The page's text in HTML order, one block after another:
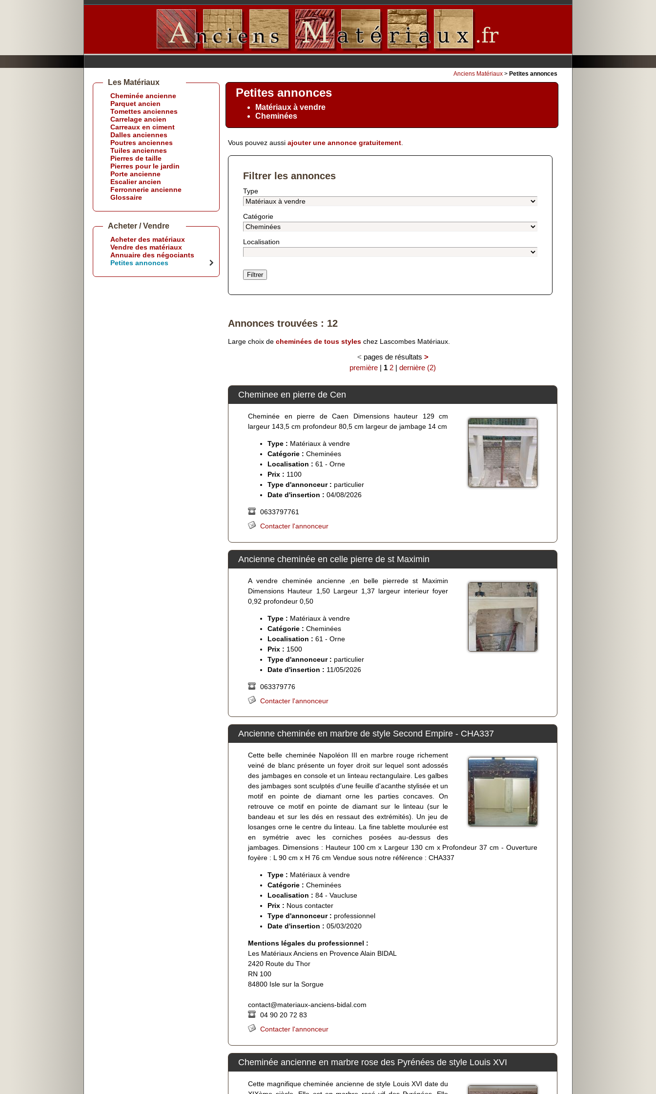
Les Matériaux
Cheminée ancienne
Parquet ancien
Tomettes anciennes
Carrelage ancien
Carreaux en ciment
Dalles anciennes
Poutres anciennes
Tuiles anciennes
Pierres de taille
Pierres pour le jardin
Porte ancienne
Escalier ancien
Ferronnerie ancienne
Glossaire
Acheter / Vendre
Acheter des matériaux
Vendre des matériaux
Annuaire des négociants
Petites annonces
Anciens Matériaux > Petites annonces
Petites annonces
Matériaux à vendre
Cheminées
Vous pouvez aussi ajouter une annonce gratuitement
Filtrer les annonces
Type
Catégorie
Localisation
Annonces trouvées : 12
Large choix de cheminées de tous styles chez Lascombes Matériaux.
< pages de résultats >
première | 1 2 | dernière (2)
Cheminee en pierre de Cen
Cheminée en pierre de Caen Dimensions hauteur 129 cm
largeur 143,5 cm profondeur 80,5 cm largeur de jambage 14 cm
Type : Matériaux à vendre
Catégorie :Cheminées
Localisation :61 - Orne
Prix : 1100
Type d'annonceur : particulier
Date d'insertion :04/08/2026
0633797761
Contacter l'annonceur
Ancienne cheminée en celle pierre de st Maximin
A vendre cheminée ancienne ,en belle pierrede st Maximin
Dimensions Hauteur 1,50 Largeur 1,37 largeur interieur foyer
0,92 profondeur 0,50
Type : Matériaux à vendre
Catégorie :Cheminées
Localisation :61 - Orne
Prix : 1500
Type d'annonceur : particulier
Date d'insertion : 11/05/2026
063379776
Contacter l'annonceur
Ancienne cheminée en marbre de style Second Empire - CHA337
Cette belle cheminée Napoléon III en marbre rouge richement
veiné de blanc présente un foyer droit sur lequel sont adossés
des jambages en console et un linteau rectangulaire. Les galbes
des jambages sont sculptés d'une feuille d'acanthe stylisée et un
motif en pointe de diamant orne les parties concaves. On
retrouve ce motif en pointe de diamant sur le linteau (sur le
bandeau et sur les dés en ressaut des extrémités). Un jeu de
losanges orne le centre du linteau. La fine tablette moulurée est
en symétrie avec les corniches posées au-dessus des
jambages. Dimensions : Hauteur 100 cm x Largeur 130 cm x Profondeur 37 cm - Ouverture
foyère : L 90 cm x H 76 cm Vendue sous notre référence : CHA337
Type : Matériaux à vendre
Catégorie :Cheminées
Localisation :84 - Vaucluse
Prix : Nous contacter
Type d'annonceur : professionnel
Date d'insertion :05/03/2020
Mentions légales du professionnel :
Les Matériaux Anciens en Provence Alain BIDAL
2420 Route du Thor
RN 100
84800 Isle sur la Sorgue
contact@materiaux-anciens-bidal.com
04 90 20 72 83
Contacter l'annonceur
Cheminée ancienne en marbre rose des Pyrénées de style Louis XVI
Cette magnifique cheminée ancienne de style Louis XVI date du